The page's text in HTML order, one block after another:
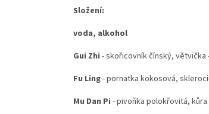
Složení:
voda, alkohol
Gui Zhi - skořicovník čínský, větvička
Fu Ling- pornatka kokosová,
Mu Dan Pi - pivoňka polokřovitá,